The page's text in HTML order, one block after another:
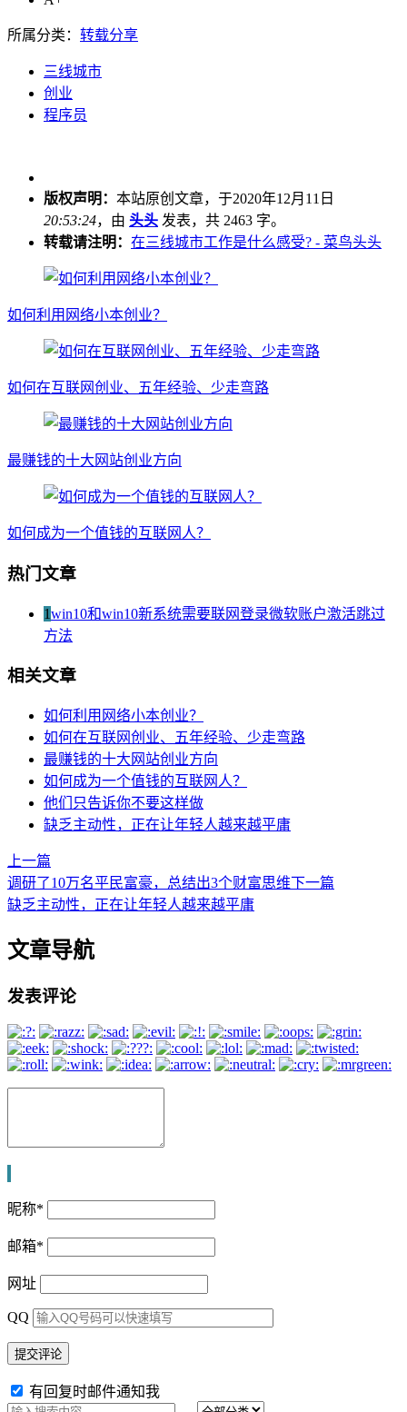
所属分类： 转载分享
三线城市
创业
程序员
版权声明： 本站原创文章，于2020年12月11日
20:53:24，由 头头 发表，共 2463 字。
转载请注明： 在三线城市工作是什么感受? - 菜鸟头头
如何利用网络小本创业？
如何在互联网创业、五年经验、少走弯路
最赚钱的十大网站创业方向
如何成为一个值钱的互联网人？
热门文章
1win10和win10新系统需要联网登录微软账户激活跳过
方法
相关文章
如何利用网络小本创业？
如何在互联网创业、五年经验、少走弯路
最赚钱的十大网站创业方向
如何成为一个值钱的互联网人？
他们只告诉你不要这样做
缺乏主动性，正在让年轻人越来越平庸
上一篇
调研了10万名平民富豪，总结出3个财富思维下一篇
缺乏主动性，正在让年轻人越来越平庸
文章导航
发表评论
昵称*
邮箱*
网址
QQ
有回复时邮件通知我